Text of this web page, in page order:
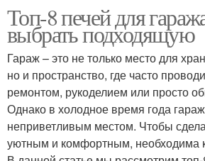
Топ-8 печей для
выбрать подходящую
Гараж – это не только место для
но и пространство, где часто
ремонтом, рукоделием или просто
Однако в холодное время года
неприветливым местом. Чтобы
уютным и комфортным, необходима